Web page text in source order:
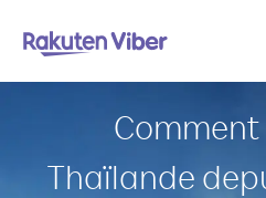
Thaïlande